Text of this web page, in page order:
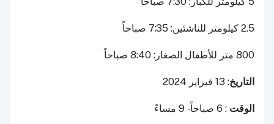
2.5 كيلومتر للناشئين: 7:35 صباحاً
800 متر للأطفال الصغار: 8:40 صباحاً
التاريخ: 13 فبراير 2024
الوقت : 6 صباحاً - 9 مساءً